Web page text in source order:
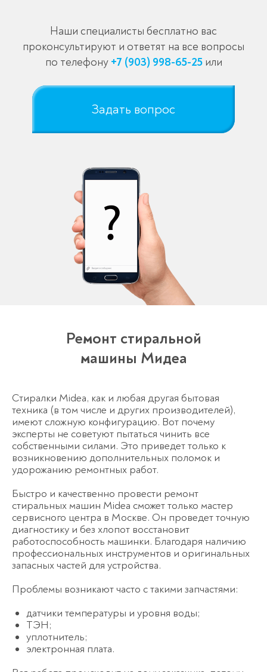
Наши специалисты бесплатно вас
проконсультируют и ответят на все вопросы
по телефону +7 (903) 998-65-25 или
Задать вопрос
Ремонт стиральной
машины Мидеа
Стиралки Midea, как и любая другая бытовая
техника (в том числе и других производителей),
имеют сложную конфигурацию. Вот почему
эксперты не советуют пытаться чинить все
собственными силами. Это приведет только к
возникновению дополнительных поломок и
удорожанию ремонтных работ.
Быстро и качественно провести ремонт
стиральных машин Midea сможет только мастер
сервисного центра в Москве. Он проведет точную
диагностику и без хлопот восстановит
работоспособность машинки. Благодаря наличию
профессиональных инструментов и оригинальных
запасных частей для устройства.
Проблемы возникают часто с такими запчастями:
датчики температуры и уровня воды;
ТЭН;
уплотнитель;
электронная плата.